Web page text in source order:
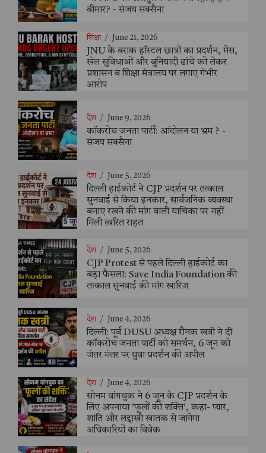
बीमार? - संजय सक्सैना
शिक्षा / June 21, 2026
JNU के बराक हॉस्टल छात्रों का प्रदर्शन, मेस,
खेल सुविधाओं और बुनियादी ढांचे को लेकर
प्रशासन व शिक्षा मंत्रालय पर लगाए गंभीर
आरोप
देश / June 9, 2026
कॉकरोच जनता पार्टी: आंदोलन या भ्रम ? -
संजय सक्सैना
देश / June 5, 2026
दिल्ली हाईकोर्ट ने CJP प्रदर्शन पर तत्काल
सुनवाई से किया इनकार, सार्वजनिक व्यवस्था
बनाए रखने की मांग वाली याचिका पर नहीं
मिली त्वरित राहत
देश / June 5, 2026
CJP Protest से पहले दिल्ली हाईकोर्ट का
बड़ा फैसला: Save India Foundation की
तत्काल सुनवाई की मांग खारिज
देश / June 4, 2026
दिल्ली: पूर्व DUSU अध्यक्ष रौनक खत्री ने दी
कॉकरोच जनता पार्टी को समर्थन, 6 जून को
जंतर मंतर पर युवा प्रदर्शन की अपील
देश / June 4, 2026
सोनम वांगचुक ने 6 जून के CJP प्रदर्शन के
लिए अपनाया 'फूलों की शक्ति', कहा- प्यार,
शांति और लद्दाखी खातक से जागेगा
अधिकारियों का विवेक